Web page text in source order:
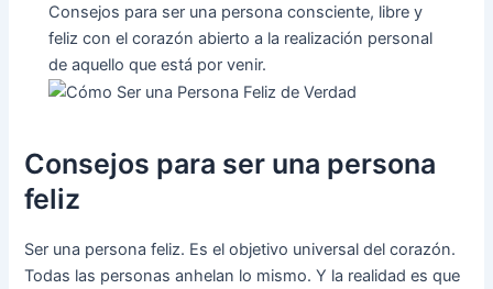
Consejos para ser una persona consciente, libre y
feliz con el corazón abierto a la realización personal
de aquello que está por venir.
Consejos para ser una persona
feliz
Ser una persona feliz. Es el objetivo universal del corazón.
Todas las personas anhelan lo mismo. Y la realidad es que